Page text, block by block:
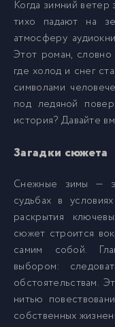
7 07_Snezhnye_zimy
8
9 09_Snezhnye_zimy
10 10_Snezhnye_zimy
11_Snezhnye_zimy
12 12_Snezhnye_zimy
13 13_Snezhnye_zimy
14 14_Snezhnye_zimy
Когда зимний ветер
тихо падают на
атмосферу
Этот роман, словно
где холод и снег
символами
под ледяной
история? Давайте
Загадки сюжета
Снежные зимы —
судьбах в
раскрытия
сюжет строится
самим собой.
выбором:
обстоятельствам.
нитью
собственных